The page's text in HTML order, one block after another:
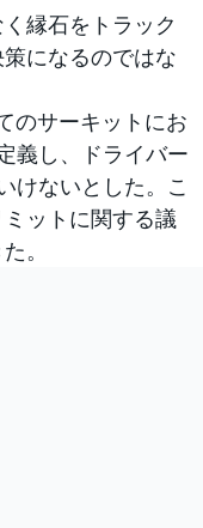
縁石をトラック
になるのではな
のサーキットにお
義し、ドライバー
けないとした。こ
ットに関する議
。